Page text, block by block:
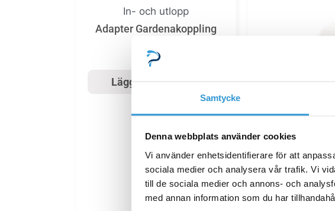
Samtycke
Denna webbplats använder cookies
Vi använder enhetsidentifierare för att
sociala medier och analysera vår trafik. Vi
till de sociala medier och annons- och
med annan information som du har
In- och utlopp
Adapter Gardenakoppling
19,00
Lägg till i varukorg
In- och
Returjet